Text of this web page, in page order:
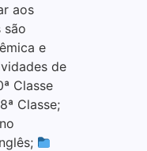
aos
são
e
de
Classe
8ª Classe;